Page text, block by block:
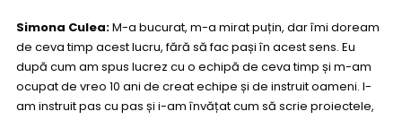
Simona Culea:M-a bucurat, m-a mirat puțin, dar îmi doream
de ceva timp acest lucru, fără să fac pași în acest sens. Eu
după cum am spus lucrez cu o echipă de ceva timp și m-am
ocupat de vreo 10 ani de creat echipe și de instruit oameni. I-
am instruit pas cu pas și i-am învățat cum să scrie proiectele,